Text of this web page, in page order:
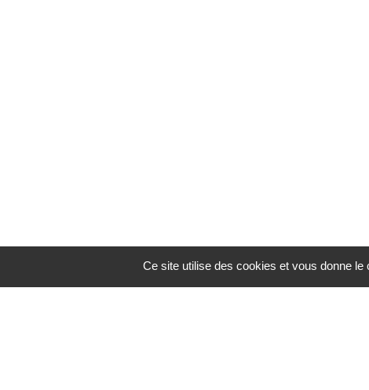
Ce site utilise des cookies et vous donne